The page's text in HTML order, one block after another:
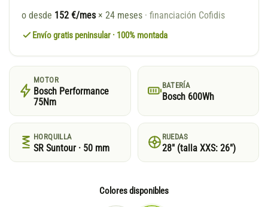
o desde 152 €/mes × 24 meses · financiación Cofidis
Envío gratis peninsular · 100% montada
MOTOR
Bosch Performance
75Nm
BATERÍA
Bosch 600Wh
HORQUILLA
SR Suntour · 50 mm
RUEDAS
28″ (talla XXS: 26″)
Colores disponibles